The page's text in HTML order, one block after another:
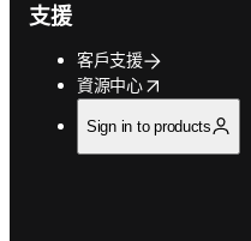
支援
客戶支援
資源中心
opens in new tab/window
Sign in to products